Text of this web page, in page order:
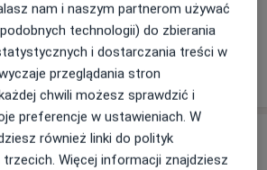
Marian Badura
nam i naszym partnerom używać
technologii) do zbierania
i dostarczania treści w
przeglądania stron
chwili możesz sprawdzić i
preferencje w ustawieniach. W
również linki do polityk
Więcej informacji znajdziesz